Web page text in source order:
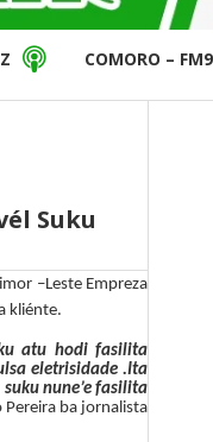
COMORO –
Suku
–Leste Empreza
kliénte.
atu hodi fasilita
eletrisidade .Ita
suku nune’e fasilita
Pereira ba jornalista